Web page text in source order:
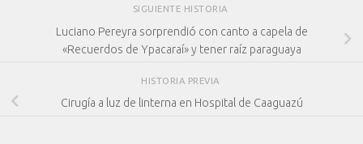
SIGUIENTE HISTORIA
Luciano Pereyra sorprendió con canto a capela de
«Recuerdos de Ypacaraí» y tener raíz paraguaya
HISTORIA PREVIA
Cirugía a luz de linterna en Hospital de Caaguazú